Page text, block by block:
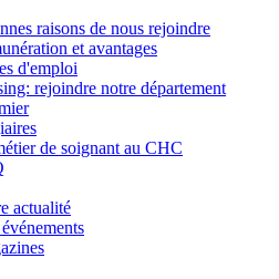
raisons de nous rejoindre
et avantages
d'emploi
rejoindre notre département
de soignant au CHC
actualité